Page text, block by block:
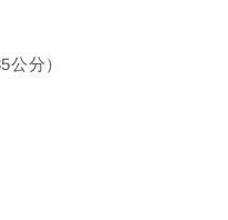
分）